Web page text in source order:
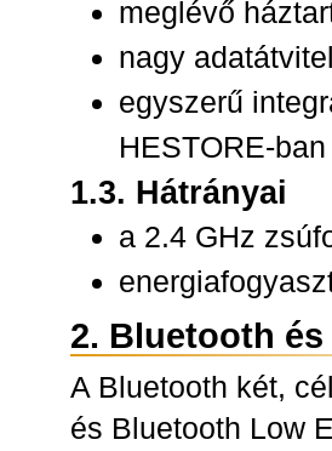
meglévő
nagy
egyszerű
HESTORE-
1.3. Hátrányai
a 2.4 GHz
2. Bluetooth
A Bluetooth két,
és Bluetooth Low